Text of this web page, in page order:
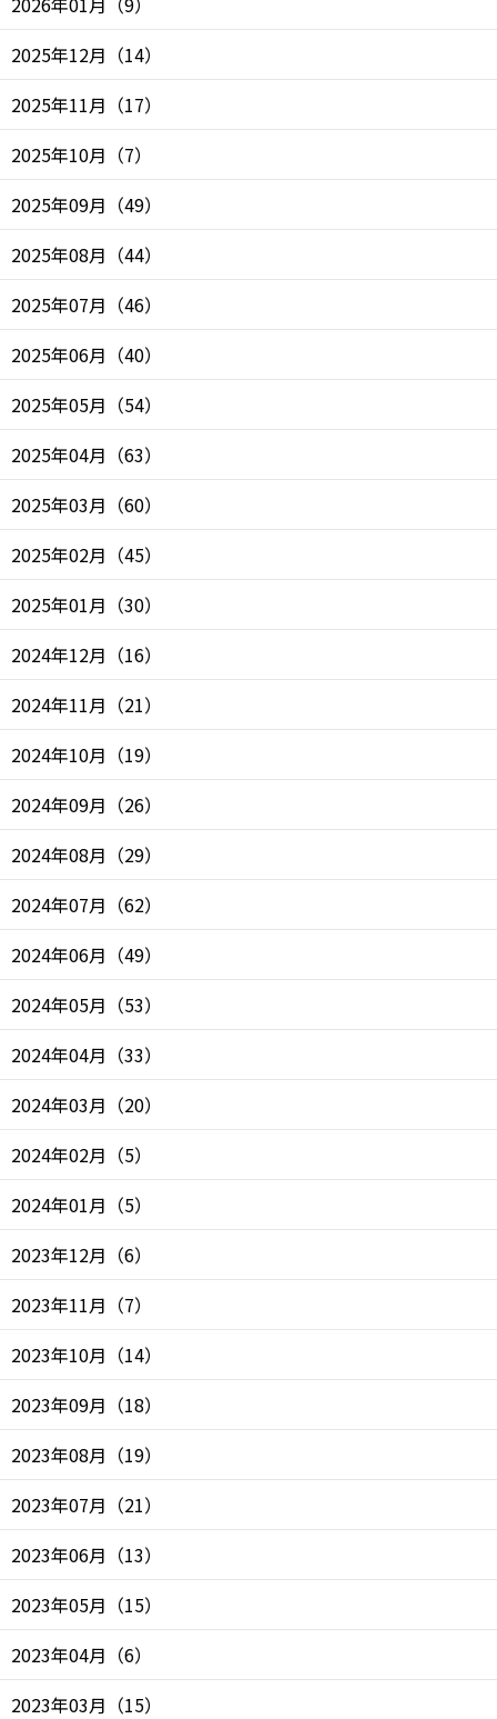
2025年12月 （14）
2025年11月 （17）
2025年10月 （7）
2025年09月 （49）
2025年08月 （44）
2025年07月 （46）
2025年06月 （40）
2025年05月 （54）
2025年04月 （63）
2025年03月 （60）
2025年02月 （45）
2025年01月 （30）
2024年12月 （16）
2024年11月 （21）
2024年10月 （19）
2024年09月 （26）
2024年08月 （29）
2024年07月 （62）
2024年06月 （49）
2024年05月 （53）
2024年04月 （33）
2024年03月 （20）
2024年02月 （5）
2024年01月 （5）
2023年12月 （6）
2023年11月 （7）
2023年10月 （14）
2023年09月 （18）
2023年08月 （19）
2023年07月 （21）
2023年06月 （13）
2023年05月 （15）
2023年04月 （6）
2023年03月 （15）